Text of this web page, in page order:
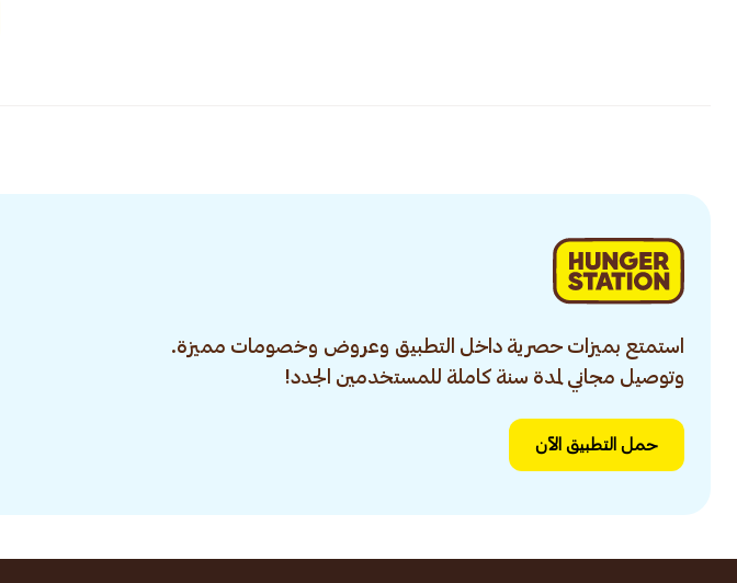
استمتع بميزات حصرية داخل التطبيق وعروض وخصومات مميزة.
وتوصيل مجاني لمدة سنة كاملة للمستخدمين الجدد!
حمل التطبيق الآن